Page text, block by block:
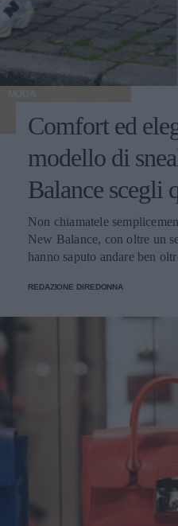
MODA
Comfort ed
modello di
Balance scegli
Non chiamatele
New Balance, con oltre un
hanno saputo andare ben
REDAZIONE DIREDONNA